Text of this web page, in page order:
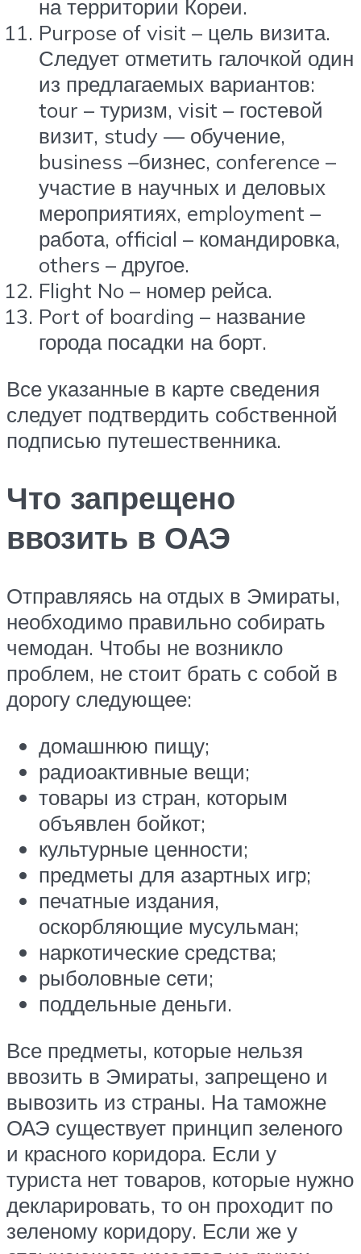
на территории Кореи.
Purpose of visit – цель визита.
Следует отметить галочкой один
из предлагаемых вариантов:
tour – туризм, visit – гостевой
визит, study — обучение,
business –бизнес, conference –
участие в научных и деловых
мероприятиях, employment –
работа, official – командировка,
others – другое.
Flight No – номер рейса.
Port of boarding – название
города посадки на борт.
Все указанные в карте сведения
следует подтвердить собственной
подписью путешественника.
Что запрещено
ввозить в ОАЭ
Отправляясь на отдых в Эмираты,
необходимо правильно собирать
чемодан. Чтобы не возникло
проблем, не стоит брать с собой в
дорогу следующее:
домашнюю пищу;
радиоактивные вещи;
товары из стран, которым
объявлен бойкот;
культурные ценности;
предметы для азартных игр;
печатные издания,
оскорбляющие мусульман;
наркотические средства;
рыболовные сети;
поддельные деньги.
Все предметы, которые нельзя
ввозить в Эмираты, запрещено и
вывозить из страны. На таможне
ОАЭ существует принцип зеленого
и красного коридора. Если у
туриста нет товаров, которые нужно
декларировать, то он проходит по
зеленому коридору. Если же у